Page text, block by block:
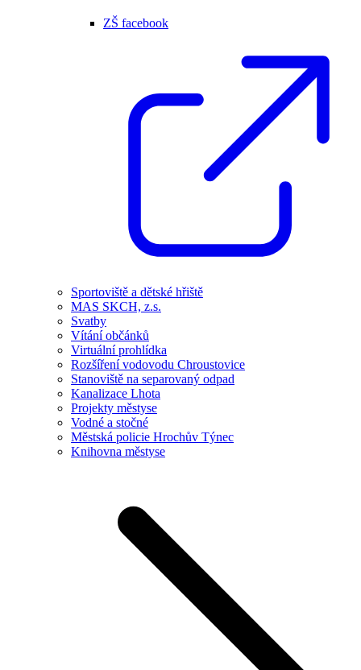
ZŠ facebook
Sportoviště a dětské hřiště
MAS SKCH, z.s.
Svatby
Vítání občánků
Virtuální prohlídka
Rozšíření vodovodu Chroustovice
Stanoviště na separovaný odpad
Kanalizace Lhota
Projekty městyse
Vodné a stočné
Městská policie Hrochův Týnec
Knihovna městyse